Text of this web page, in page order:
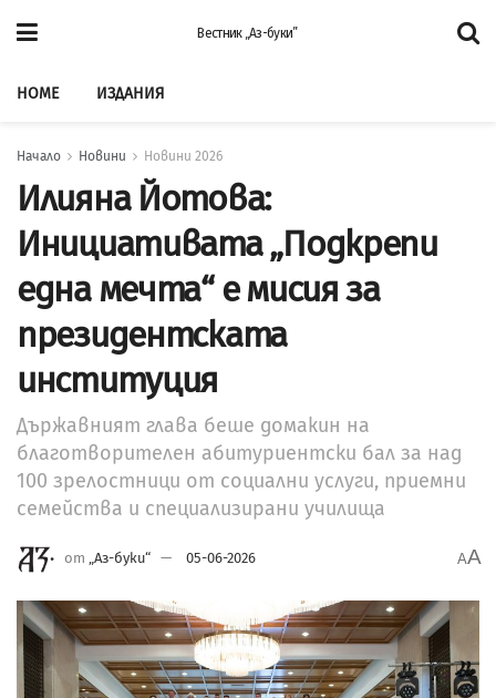
Вестник „Аз-буки”
HOME ИЗДАНИЯ
Начало Новини Новини 2026
Илияна Йотова:
Инициативата „Подкрепи
една мечта“ е мисия за
президентската
институция
Държавният глава беше домакин на
благотворителен абитуриентски бал за над
100 зрелостници от социални услуги, приемни
семейства и специализирани училища
от „Аз-буки“ 05-06-2026 AA